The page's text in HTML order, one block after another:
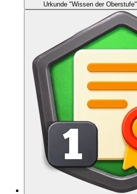
Urkunde "Wissen der Oberstufe"